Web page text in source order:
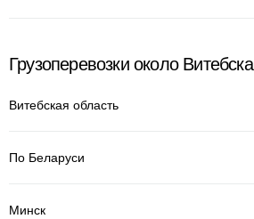
Грузоперевозки около Витебска
Витебская область
По Беларуси
Минск